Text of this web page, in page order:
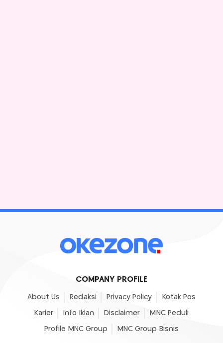
COMPANY PROFILE
About Us Redaksi Privacy Policy Kotak Pos
Karier Info Iklan Disclaimer MNC Peduli
Profile MNC Group MNC Group Bisnis